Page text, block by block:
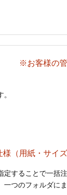
※お客様の管
（用紙・サイ
することで一括注
つのフォルダに